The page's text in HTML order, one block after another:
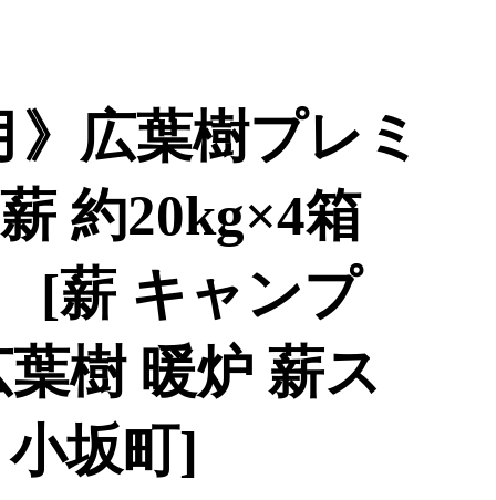
》広葉樹プレミ
約20kg×4箱
[薪 キャンプ
樹 暖炉 薪ス
小坂町]